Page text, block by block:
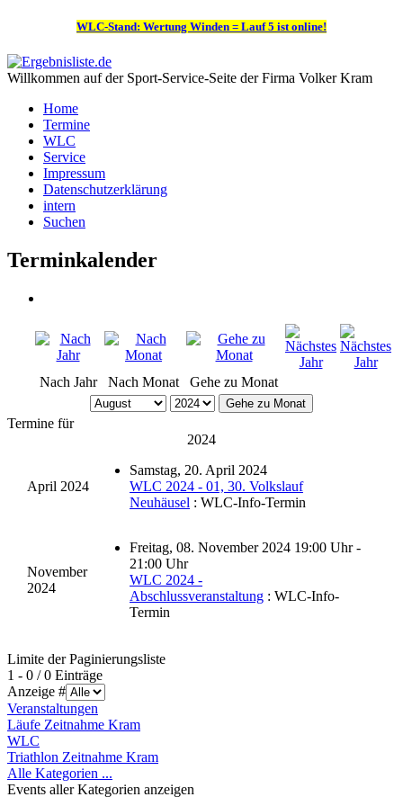
WLC-Stand: Wertung Winden = Lauf 5 ist online!
Willkommen auf der Sport-Service-Seite der Firma Volker Kram
Home
Termine
WLC
Service
Impressum
Datenschutzerklärung
intern
Suchen
Terminkalender
Nach Jahr Nach Monat Gehe zu Monat
Gehe zu Monat
Termine für
2024
April 2024
Samstag, 20. April 2024
WLC 2024 - 01, 30. Volkslauf
Neuhäusel : WLC-Info-Termin
November
2024
Freitag, 08. November 2024 19:00 Uhr -
21:00 Uhr
WLC 2024 -
Abschlussveranstaltung : WLC-Info-
Termin
Limite der Paginierungsliste
1 - 0 / 0 Einträge
Anzeige #
Veranstaltungen
Läufe Zeitnahme Kram
WLC
Triathlon Zeitnahme Kram
Alle Kategorien ...
Events aller Kategorien anzeigen